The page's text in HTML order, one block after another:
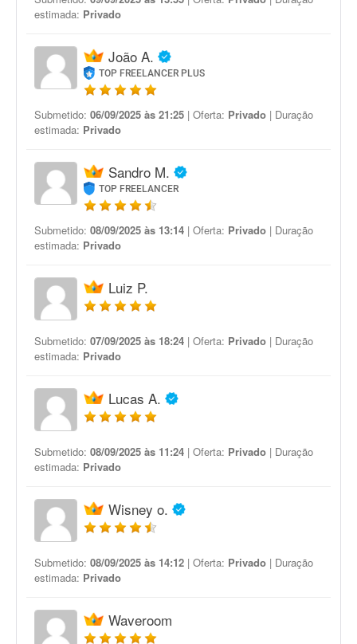
estimada: Privado
João A.
TOP FREELANCER PLUS
Submetido: 06/09/2025 às 21:25 | Oferta: Privado | Duração
estimada: Privado
Sandro M.
TOP FREELANCER
Submetido: 08/09/2025 às 13:14 | Oferta: Privado | Duração
estimada: Privado
Luiz P.
Submetido: 07/09/2025 às 18:24 | Oferta: Privado | Duração
estimada: Privado
Lucas A.
Submetido: 08/09/2025 às 11:24 | Oferta: Privado | Duração
estimada: Privado
Wisney o.
Submetido: 08/09/2025 às 14:12 | Oferta: Privado | Duração
estimada: Privado
Waveroom